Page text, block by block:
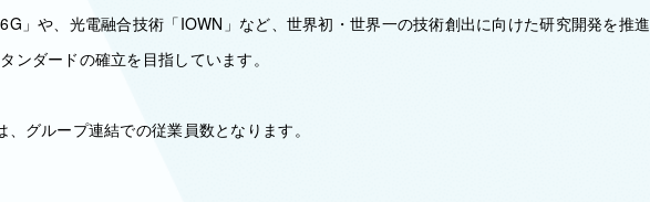
」や、光電融合技術「IOWN」など、世界初・世界一の技術創出に向けた研究開発を推進
ンダードの確立を目指しています。
グループ連結での従業員数となります。